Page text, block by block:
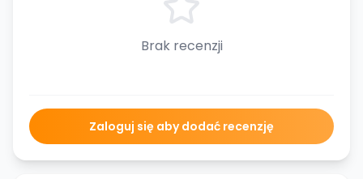
Brak recenzji
Zaloguj się aby dodać recenzję